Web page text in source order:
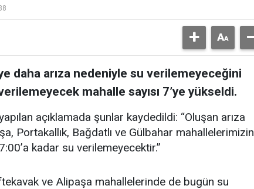
daha arıza nedeniyle su verilemeyeceğini
mahalle sayısı 7’ye yükseldi.
açıklamada şunlar kaydedildi: “Oluşan arıza
Portakallık, Bağdatlı ve Gülbahar mahallelerimizin
kadar su verilemeyecektir.”
ve Alipaşa mahallelerinde de bugün su